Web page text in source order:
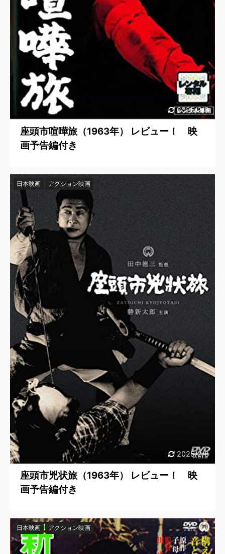
2025/2/8
座頭市喧嘩旅（1963年） レビュー！ 映
画予告編付き
2025/2/8
日本映画 アクション映画
座頭市兇状旅（1963年） レビュー！ 映
画予告編付き
日本映画 アクション映画